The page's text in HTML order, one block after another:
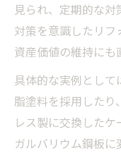
見られ、定期的な
対策を意識したリ
資産価値の維持にも
具体的な実例とし
脂塗料を採用した
レス製に交換した
ガルバリウム鋼板